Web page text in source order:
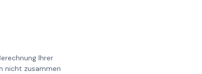
Ihrer
nicht zusammen